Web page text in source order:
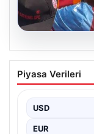
Mohamed
Piyasa Verileri
USD
EUR